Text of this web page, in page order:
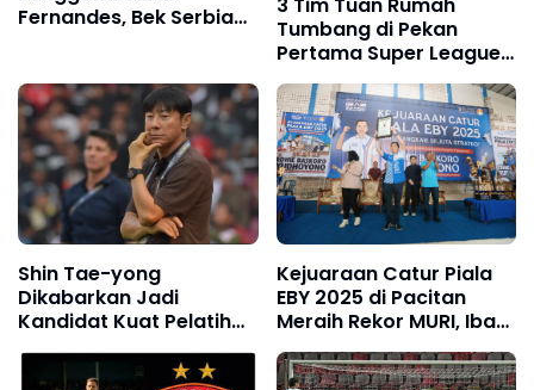
Fernandes, Bek Serbia
3 Tim Tuan Rumah
Tumbang di Pekan
Pertama Super League
2025/2026, Persebaya
Surabaya Jadi Korban
Pertama!
Shin Tae-yong
Dikabarkan Jadi
Kandidat Kuat Pelatih
2026/2027
Kejuaraan Catur Piala
EBY 2025 di Pacitan
Meraih Rekor MURI, Ibas: